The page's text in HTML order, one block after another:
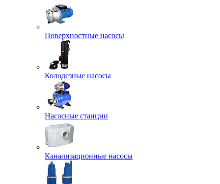
Поверхностные насосы
Колодезные насосы
Насосные станции
Канализационные насосы